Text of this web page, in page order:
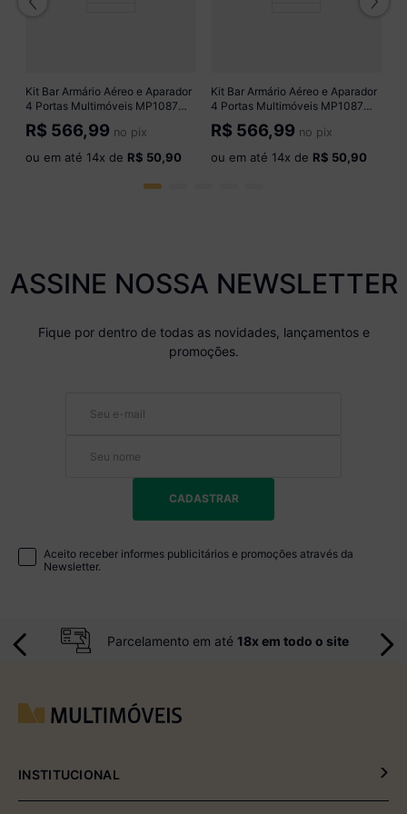
Kit Bar Armário Aéreo e Aparador
4 Portas Multimóveis MP1087
Grafite/Natural
R$ 566,99 no pix
ou em até 14x de R$ 50,90
Kit Bar Armário Aéreo e Aparador
4 Portas Multimóveis MP1087
Branco/Preto
R$ 566,99 no pix
ou em até 14x de R$ 50,90
ASSINE NOSSA NEWSLETTER
Fique por dentro de todas as novidades, lançamentos e
promoções.
CADASTRAR
Aceito receber informes publicitários e promoções através da
Newsletter.
Parcelamento em até 18x em todo o site
INSTITUCIONAL